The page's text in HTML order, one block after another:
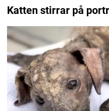
Katten stirrar på